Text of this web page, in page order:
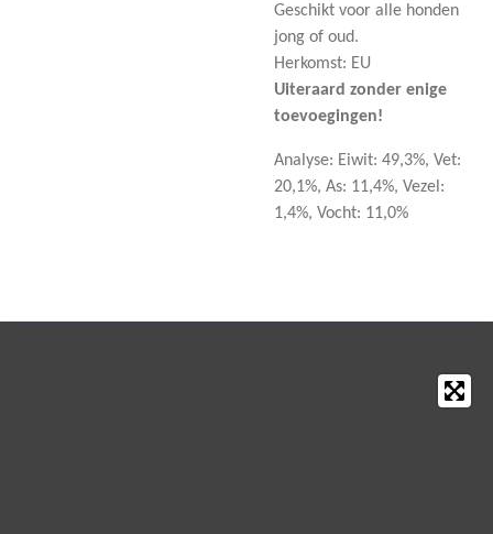
Geschikt voor alle honden
jong of oud.
Herkomst: EU
Uiteraard zonder enige
toevoegingen!
Analyse: Eiwit: 49,3%, Vet:
20,1%, As: 11,4%, Vezel:
1,4%, Vocht: 11,0%